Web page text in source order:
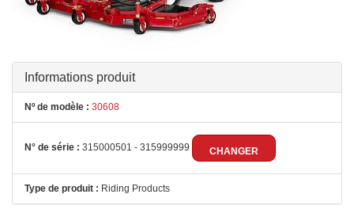
Informations produit
Nº de modèle : 30608
N° de série : 315000501 - 315999999 CHANGER
Type de produit : Riding Products